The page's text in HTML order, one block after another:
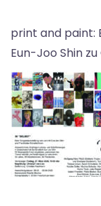
print and paint:
Eun-Joo Shin